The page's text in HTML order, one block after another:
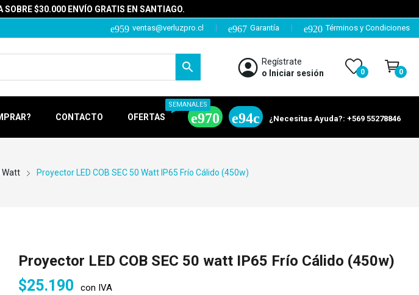
$30.000 ENVÍO GRATIS EN SANTIAGO.
ventas@verluzpro.cl Garantía Términos y Condiciones
Regístrate
o Iniciar sesión
0 0
CONTACTO OFERTAS
SEMANALES
¿Necesitas Ayuda?: +569 55278846
Watt Proyector LED COB SEC 50 Watt IP65 Frío Cálido (450w)
Proyector LED COB SEC 50 watt IP65 Frío Cálido (450w)
$25.190 con IVA